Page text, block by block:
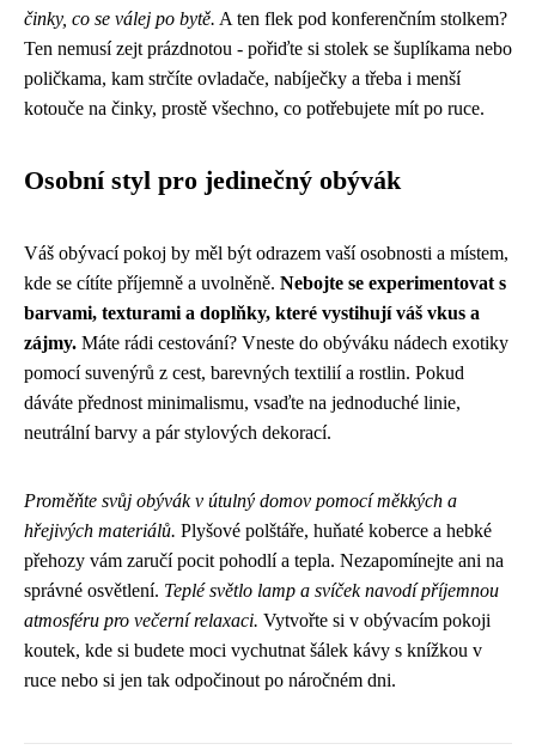
činky, co se válej po bytě. A ten flek pod konferenčním stolkem?
Ten nemusí zejt prázdnotou - pořiďte si stolek se šuplíkama nebo
poličkama, kam strčíte ovladače, nabíječky a třeba i menší
kotouče na činky, prostě všechno, co potřebujete mít po ruce.
Osobní styl pro jedinečný obývák
Váš obývací pokoj by měl být odrazem vaší osobnosti a místem,
kde se cítíte příjemně a uvolněně. Nebojte se experimentovat s
barvami, texturami a doplňky, které vystihují váš vkus a
zájmy. Máte rádi cestování? Vneste do obýváku nádech exotiky
pomocí suvenýrů z cest, barevných textilií a rostlin. Pokud
dáváte přednost minimalismu, vsaďte na jednoduché linie,
neutrální barvy a pár stylových dekorací.
Proměňte svůj obývák v útulný domov pomocí měkkých a
hřejivých materiálů. Plyšové polštáře, huňaté koberce a hebké
přehozy vám zaručí pocit pohodlí a tepla. Nezapomínejte ani na
správné osvětlení. Teplé světlo lamp a svíček navodí příjemnou
atmosféru pro večerní relaxaci. Vytvořte si v obývacím pokoji
koutek, kde si budete moci vychutnat šálek kávy s knížkou v
ruce nebo si jen tak odpočinout po náročném dni.